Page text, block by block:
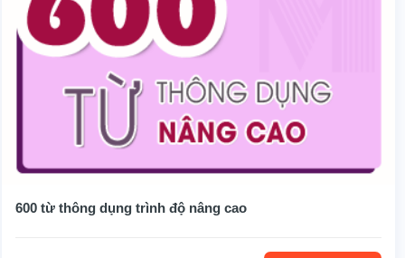
600 từ thông dụng trình độ nâng cao